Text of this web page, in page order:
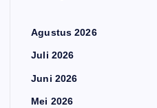
Agustus 2026
Juli 2026
Juni 2026
Mei 2026